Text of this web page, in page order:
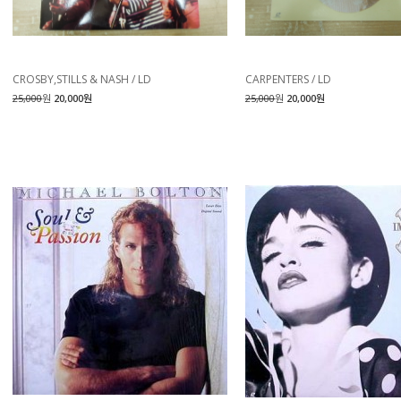
CROSBY,STILLS & NASH / LD
25,000원 20,000원
CARPENTERS / LD
25,000원 20,000원